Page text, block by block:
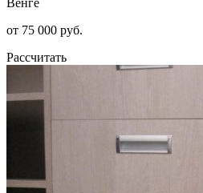
от 75 000 руб.
Рассчитать